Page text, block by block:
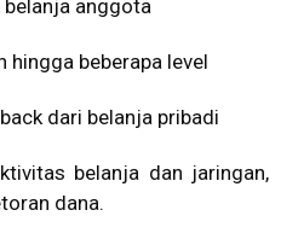
anggota
hingga beberapa level
dari belanja pribadi
belanja dan jaringan,
dana.